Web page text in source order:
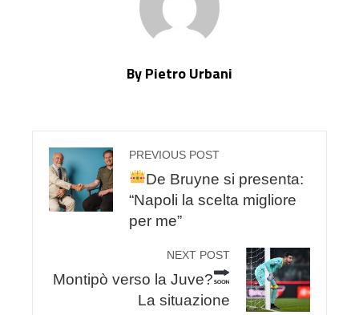
By Pietro Urbani
PREVIOUS POST
De Bruyne si presenta:
“Napoli la scelta migliore
per me”
NEXT POST
Montipò verso la Juve?
La situazione